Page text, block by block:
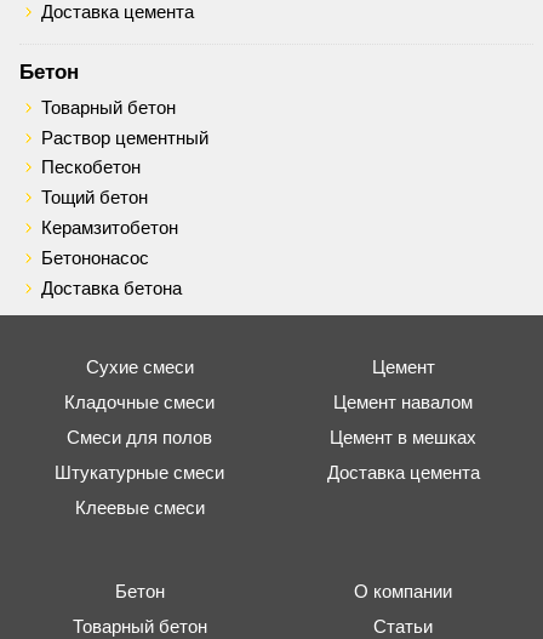
Доставка цемента
Бетон
Товарный бетон
Раствор цементный
Пескобетон
Тощий бетон
Керамзитобетон
Бетононасос
Доставка бетона
Сухие смеси
Кладочные смеси
Смеси для полов
Штукатурные смеси
Клеевые смеси
Цемент
Цемент навалом
Цемент в мешках
Доставка цемента
Бетон
Товарный бетон
О компании
Статьи